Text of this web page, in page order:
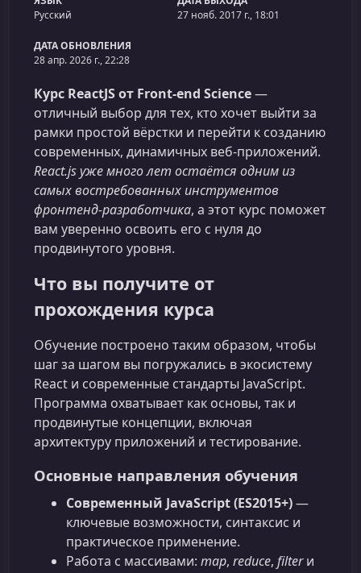
Русский
27 нояб. 2017 г., 18:01
ДАТА ОБНОВЛЕНИЯ
28 апр. 2026 г., 22:28
Курс ReactJS от Front-end Science—
отличный выбор для тех, кто хочет выйти за
рамки простой вёрстки и перейти к созданию
современных, динамичных веб‑приложений.
React.js уже много лет остаётся одним из
самых востребованных инструментов
фронтенд‑разработчика, а этот курс поможет
вам уверенно освоить его с нуля до
продвинутого уровня.
Что вы получите от
прохождения курса
Обучение построено таким образом, чтобы
шаг за шагом вы погружались в экосистему
React и современные стандарты JavaScript.
Программа охватывает как основы, так и
продвинутые концепции, включая
архитектуру приложений и тестирование.
Основные направления обучения
Современный JavaScript (ES2015+)—
ключевые возможности, синтаксис и
практическое применение.
Работа с массивами: map, reduce, filterи